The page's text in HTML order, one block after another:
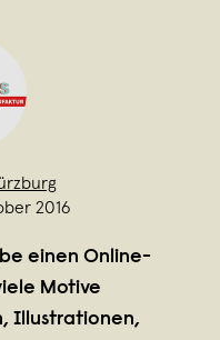
2016
einen Online-
Motive
Illustrationen,